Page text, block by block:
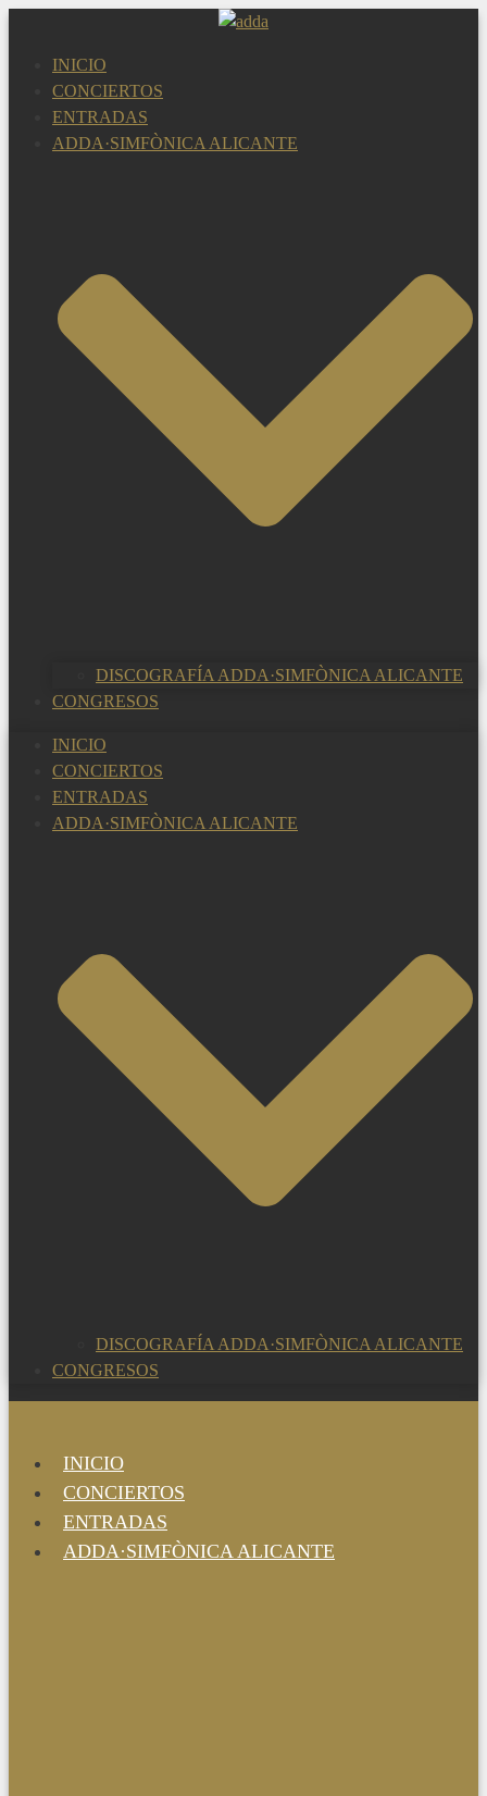
contenidoINICIO
CONCIERTOS
ENTRADAS
ADDA·SIMFÒNICA ALICANTE
DISCOGRAFÍA ADDA·SIMFÒNICA ALICANTE
CONGRESOS
INICIO
CONCIERTOS
ENTRADAS
ADDA·SIMFÒNICA ALICANTE
DISCOGRAFÍA ADDA·SIMFÒNICA ALICANTE
CONGRESOS
INICIO
CONCIERTOS
ENTRADAS
ADDA·SIMFÒNICA ALICANTE